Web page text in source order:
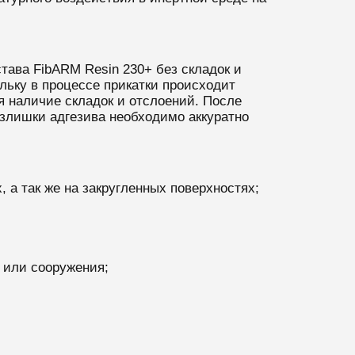
FibARM Resin 230+ без складок и
в процессе прикатки происходит
наличие складок и отслоений. После
адгезива необходимо аккуратно
так же на закругленных поверхностях;
сооружения;